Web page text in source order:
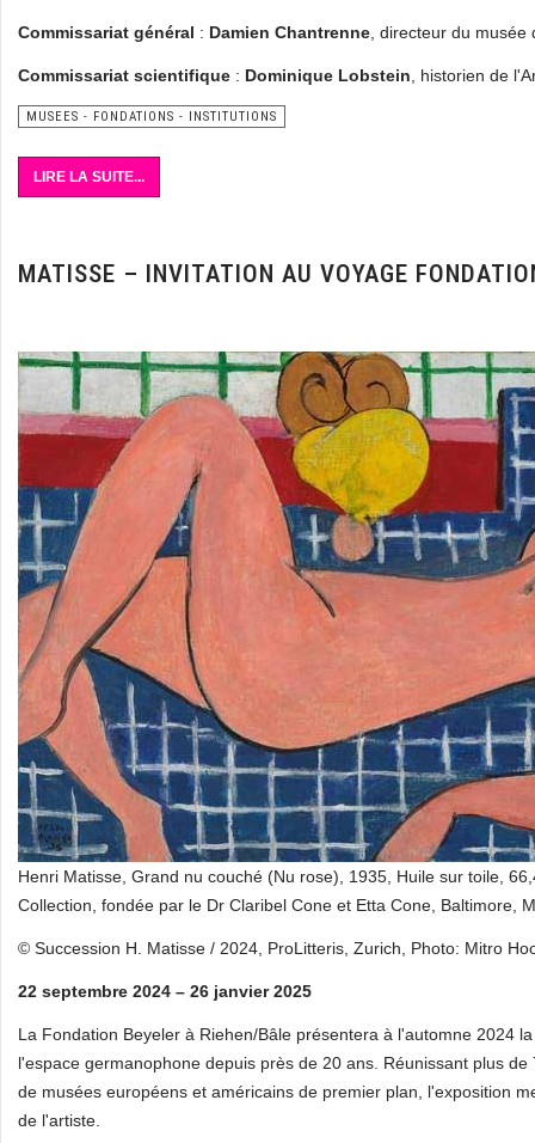
Commissariat général : Damien Chantrenne , directeur du
Commissariat scientifique : Dominique Lobstein , historien de
MUSEES - FONDATIONS - INSTITUTIONS
LIRE LA SUITE...
MATISSE – INVITATION AU VOYAGE
Henri Matisse, Grand nu couché (Nu rose), 1935, Huile sur toile,
Collection, fondée par le Dr Claribel Cone et Etta Cone, Baltimore,
© Succession H. Matisse / 2024, ProLitteris, Zurich, Photo: Mitro
22 septembre 2024 – 26 janvier 2025
La Fondation Beyeler à Riehen/Bâle présentera à l'automne 2024
l'espace germanophone depuis près de 20 ans. Réunissant plus
de musées européens et américains de premier plan, l'exposition
de l'artiste.